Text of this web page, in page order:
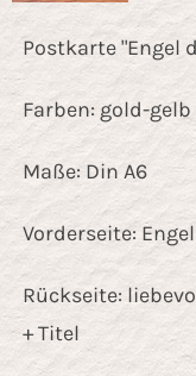
Postkarte "Engel
Farben: gold-gelb
Maße: Din A6
Vorderseite:
Rückseite:
+ Titel